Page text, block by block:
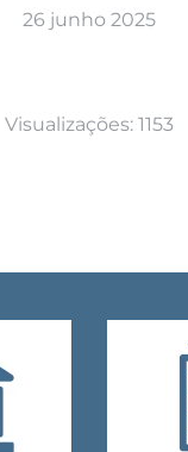
26 junho 2025
Visualizações: 1153